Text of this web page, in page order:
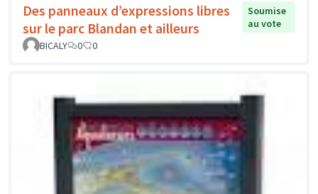
Des panneaux d’expressions libres
sur le parc Blandan et ailleurs
Soumise
au vote
BICALY
0 0